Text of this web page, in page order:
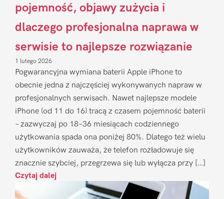
pojemność, objawy zużycia i
dlaczego profesjonalna naprawa w
serwisie to najlepsze rozwiązanie
1 lutego 2026
Pogwarancyjna wymiana baterii Apple iPhone to
obecnie jedna z najczęściej wykonywanych napraw w
profesjonalnych serwisach. Nawet najlepsze modele
iPhone (od 11 do 16) tracą z czasem pojemność baterii
– zazwyczaj po 18–36 miesiącach codziennego
użytkowania spada ona poniżej 80%. Dlatego też wielu
użytkowników zauważa, że telefon rozładowuje się
znacznie szybciej, przegrzewa się lub wyłącza przy […]
Czytaj dalej